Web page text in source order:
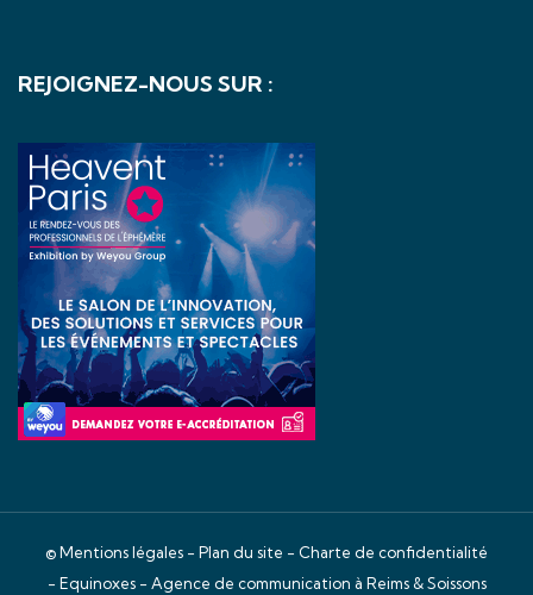
REJOIGNEZ-NOUS SUR :
©Mentions légales - Plan du site - Charte de confidentialité
- Equinoxes - Agence de communication à Reims & Soissons